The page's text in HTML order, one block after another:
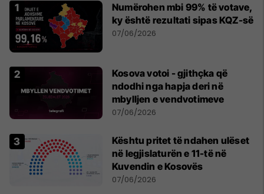
Numërohen mbi 99% të votave,
ky është rezultati sipas KQZ-së
07/06/2026
Kosova votoi - gjithçka që
ndodhi nga hapja deri në
mbylljen e vendvotimeve
07/06/2026
Kështu pritet të ndahen ulëset
në legjislaturën e 11-të në
Kuvendin e Kosovës
07/06/2026